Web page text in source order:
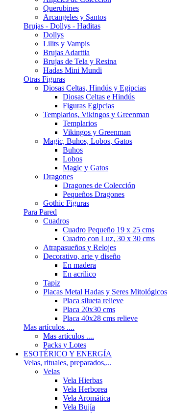
Querubines
Arcangeles y Santos
Brujas - Dollys - Haditas
Dollys
Lilits y Vampis
Brujas Adarttia
Brujas de Tela y Resina
Hadas Mini Mundi
Otras Figuras
Diosas Celtas, Hindús y Egipcias
Diosas Celtas e Hindús
Figuras Egipcias
Templarios, Vikingos y Greenman
Templarios
Vikingos y Greenman
Magic, Buhos, Lobos, Gatos
Buhos
Lobos
Magic y Gatos
Dragones
Dragones de Colección
Pequeños Dragones
Gothic Figuras
Para Pared
Cuadros
Cuadro Pequeño 19 x 25 cms
Cuadro con Luz, 30 x 30 cms
Atrapasueños y Relojes
Decorativo, arte y diseño
En madera
En acrílico
Tapiz
Placas Metal Hadas y Seres Mitológicos
Placa silueta relieve
Placa 20x30 cms
Placa 40x28 cms relieve
Mas artículos ....
Mas artículos ....
Packs y Lotes
ESOTÉRICO Y ENERGÍA
Velas, rituales, preparados,...
Velas
Vela Hierbas
Vela Herborea
Vela Aromática
Vela Bujía